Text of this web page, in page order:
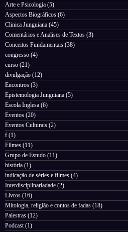
Arte e Psicologia (5)
Aspectos Biográficos (6)
Clinica Junguiana (45)
Comentários e Analises de Textos (3)
Conceitos Fundamentais (38)
congresso (4)
curso (21)
divulgação (12)
Encontros (3)
Epistemologia Junguiana (5)
Escola Inglesa (6)
Eventos (20)
Eventos Culturais (2)
f (1)
Filmes (11)
Grupo de Estudo (11)
história (1)
indicação de séries e filmes (4)
Interdisciplinariadade (2)
Livros (16)
Mitologia, religião e contos de fadas (18)
Palestras (12)
Podcast (1)